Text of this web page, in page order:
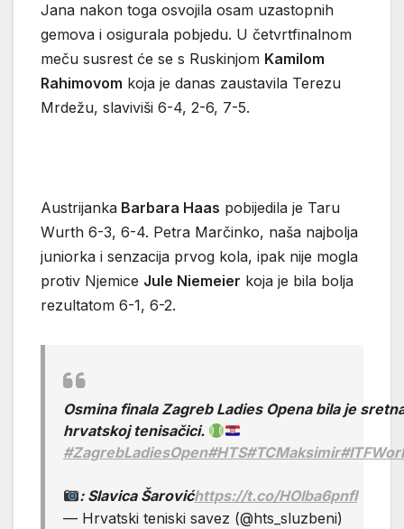
Jana nakon toga osvojila osam uzastopnih
gemova i osigurala pobjedu. U četvrtfinalnom
meču susrest će se s Ruskinjom Kamilom
Rahimovom koja je danas zaustavila Terezu
Mrdežu, slaviviši 6-4, 2-6, 7-5.
Austrijanka Barbara Haas pobijedila je Taru
Wurth 6-3, 6-4. Petra Marčinko, naša najbolja
juniorka i senzacija prvog kola, ipak nije mogla
protiv Njemice Jule Niemeier koja je bila bolja
rezultatom 6-1, 6-2.
Osmina finala Zagreb Ladies Opena bila je
hrvatskoj tenisačici.
#ZagrebLadiesOpen#HTS#TCMaksimir
: Slavica Šarovićhttps://t.co/HOIba6pnfI
— Hrvatski teniski savez (@hts_sluzbeni)